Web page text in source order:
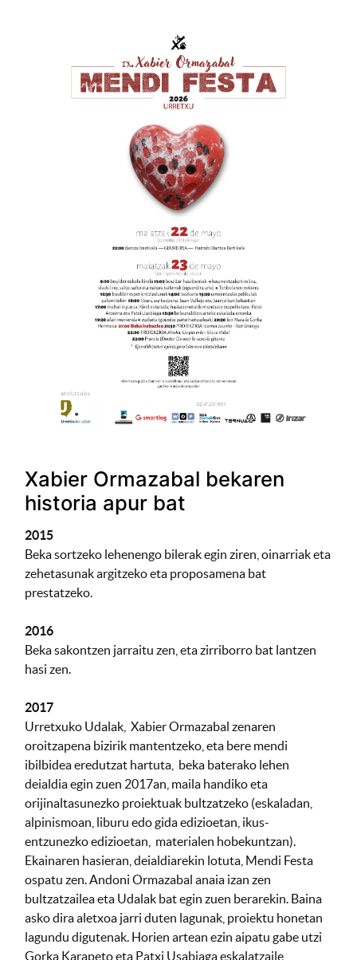
Xabier Ormazabal bekaren
historia apur bat
2015
Beka sortzeko lehenengo bilerak egin ziren, oinarriak eta
zehetasunak argitzeko eta proposamena bat
prestatzeko.
2016
Beka sakontzen jarraitu zen, eta zirriborro bat lantzen
hasi zen.
2017
Urretxuko Udalak, Xabier Ormazabal zenaren
oroitzapena bizirik mantentzeko, eta bere mendi
ibilbidea eredutzat hartuta, beka baterako lehen
deialdia egin zuen 2017an, maila handiko eta
orijinaltasunezko proiektuak bultzatzeko (eskaladan,
alpinismoan, liburu edo gida edizioetan, ikus-
entzunezko edizioetan, materialen hobekuntzan).
Ekainaren hasieran, deialdiarekin lotuta, Mendi Festa
ospatu zen. Andoni Ormazabal anaia izan zen
bultzatzailea eta Udalak bat egin zuen berarekin. Baina
asko dira aletxoa jarri duten lagunak, proiektu honetan
lagundu digutenak. Horien artean ezin aipatu gabe utzi
Gorka Karapeto eta Patxi Usabiaga eskalatzaile